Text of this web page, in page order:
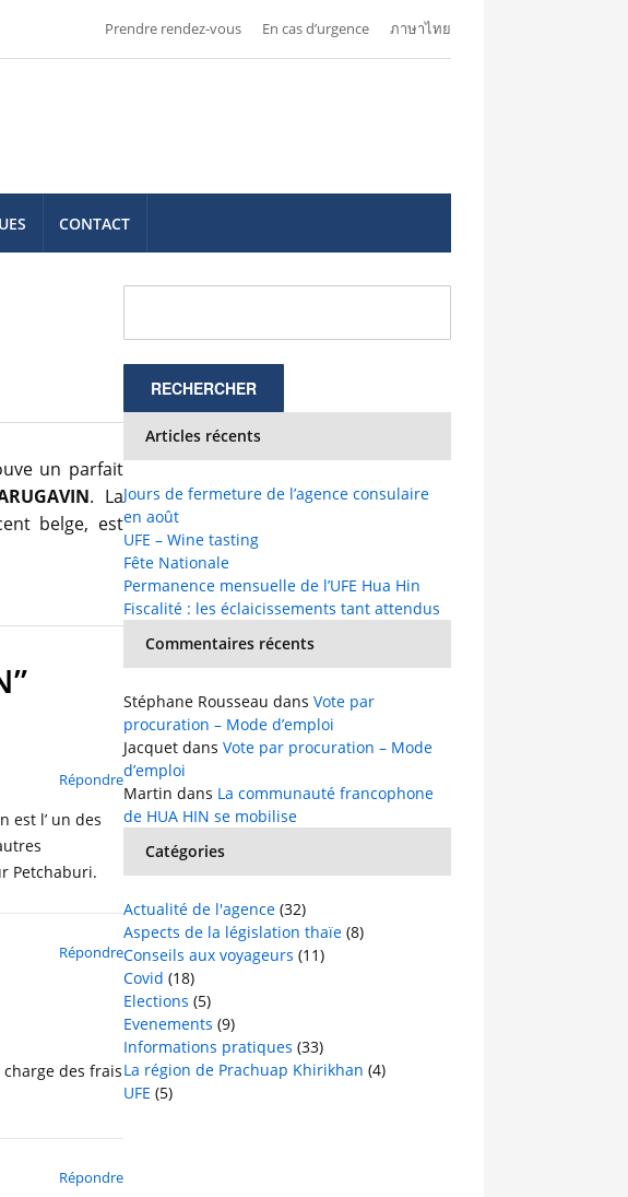
Prendre rendez-vous En cas d’urgence ภาษาไทย
CONTACT
un parfait
. La
belge, est
Répondre
est l’ un des
Petchaburi.
Répondre
des frais
Répondre
Articles récents
Jours de fermeture de l’agence consulaire
en août
UFE – Wine tasting
Fête Nationale
Permanence mensuelle de l’UFE Hua Hin
Fiscalité : les éclaicissements tant attendus
Commentaires récents
Stéphane Rousseau dans Vote par
procuration – Mode d’emploi
Jacquet dans Vote par procuration – Mode
d’emploi
Martin dans La communauté francophone
de HUA HIN se mobilise
Catégories
Actualité de l'agence (32)
Aspects de la législation thaïe (8)
Conseils aux voyageurs (11)
Covid (18)
Elections (5)
Evenements (9)
Informations pratiques (33)
La région de Prachuap Khirikhan (4)
UFE (5)